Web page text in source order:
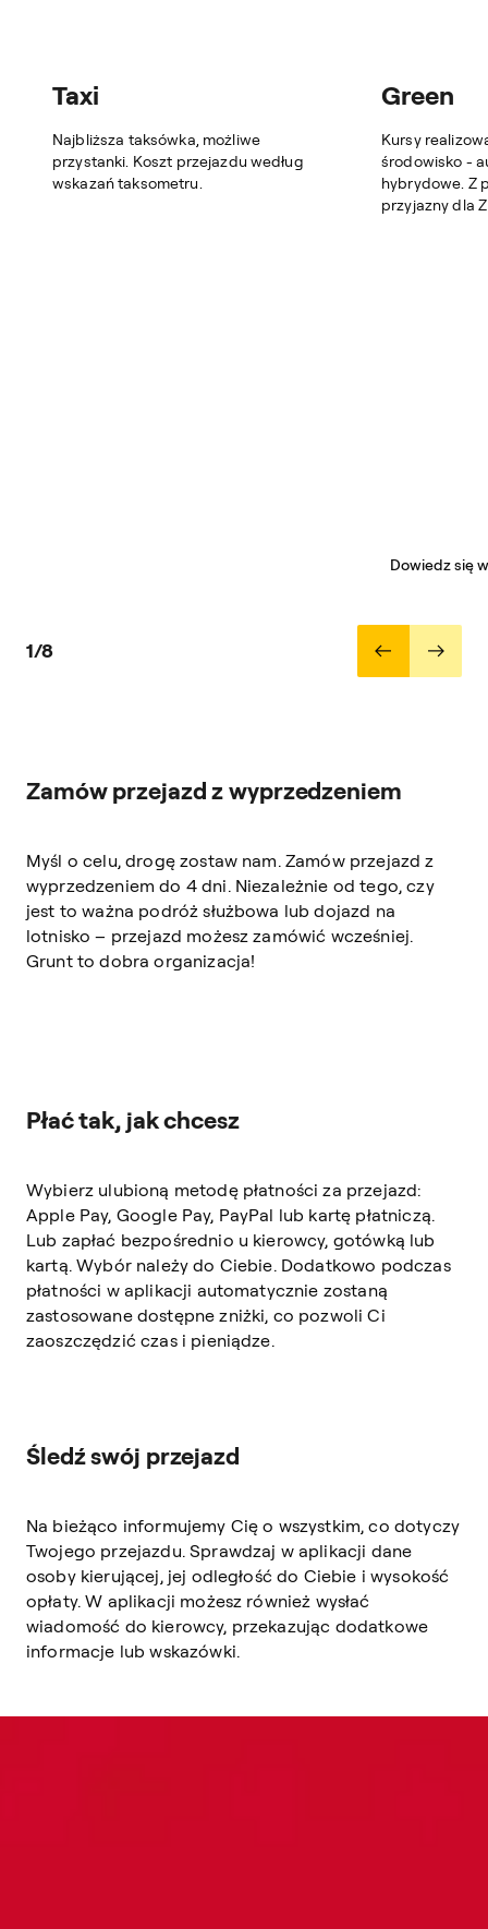
Taxi
Najbliższa taksówka, możliwe
przystanki. Koszt przejazdu według
wskazań taksometru.
Green
Kursy
środowisko -
hybrydowe. Z
przyjazny dla
Dowiedz się
1/8
Zamów przejazd z wyprzedzeniem
Myśl o celu, drogę zostaw nam. Zamów przejazd z
wyprzedzeniem do 4 dni. Niezależnie od tego, czy
jest to ważna podróż służbowa lub dojazd na
lotnisko – przejazd możesz zamówić wcześniej.
Grunt to dobra organizacja!
Płać tak, jak chcesz
Wybierz ulubioną metodę płatności za przejazd:
Apple Pay, Google Pay, PayPal lub kartę płatniczą.
Lub zapłać bezpośrednio u kierowcy, gotówką lub
kartą. Wybór należy do Ciebie. Dodatkowo podczas
płatności w aplikacji automatycznie zostaną
zastosowane dostępne zniżki, co pozwoli Ci
zaoszczędzić czas i pieniądze.
Śledź swój przejazd
Na bieżąco informujemy Cię o wszystkim, co dotyczy
Twojego przejazdu. Sprawdzaj w aplikacji dane
osoby kierującej, jej odległość do Ciebie i wysokość
opłaty. W aplikacji możesz również wysłać
wiadomość do kierowcy, przekazując dodatkowe
informacje lub wskazówki.